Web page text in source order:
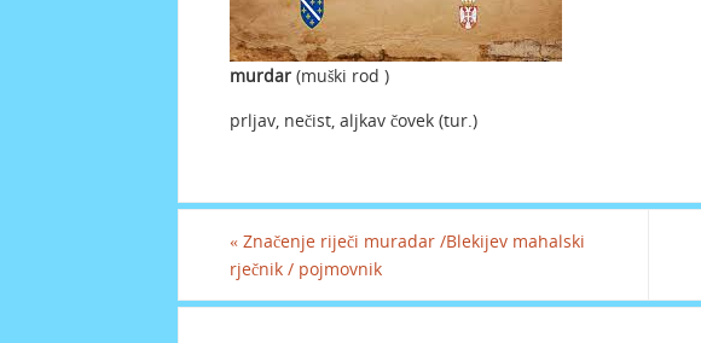
murdar (muški rod )
prljav, nečist, aljkav čovek (tur.)
« Značenje riječi muradar /Blekijev mahalski
rječnik / pojmovnik